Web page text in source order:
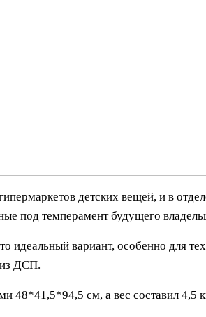
детских вещей, и в
под темперамент будущего
идеальный вариант, особенно для
из ДСП.
см, а вес составил 4,5